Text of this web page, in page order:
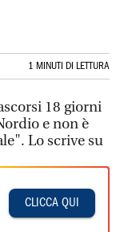
1 MINUTI DI LETTURA
18 giorni
e non è
Lo scrive su
CLICCA QUI